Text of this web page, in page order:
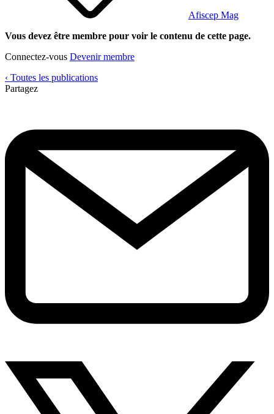
Afiscep Mag
Vous devez être membre pour voir le contenu de cette page.
Connectez-vous Devenir membre
‹ Toutes les publications
Partagez